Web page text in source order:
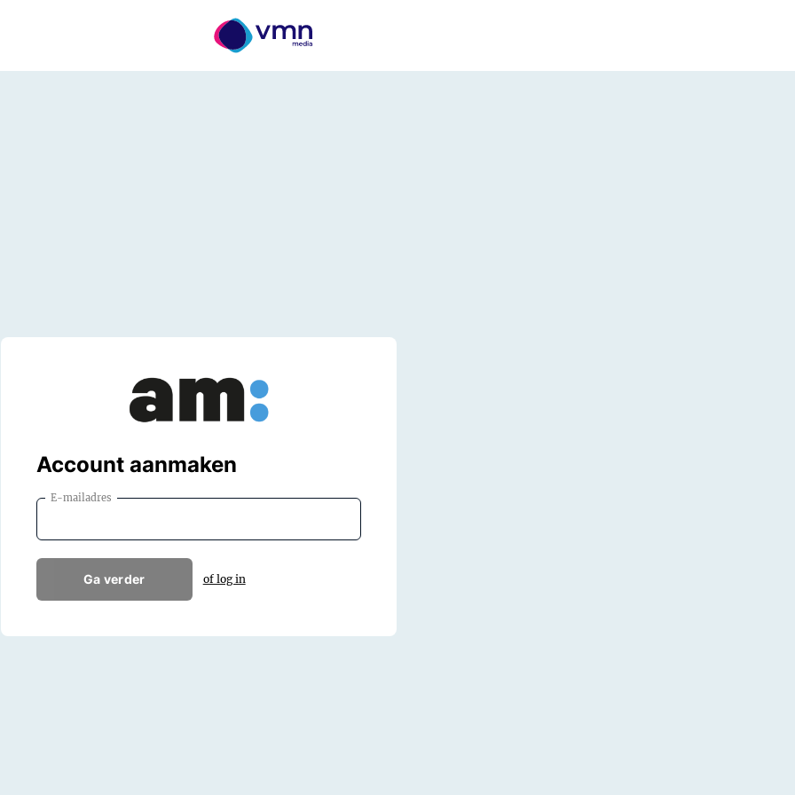
Account aanmaken
E-mailadres
Ga verder of log in